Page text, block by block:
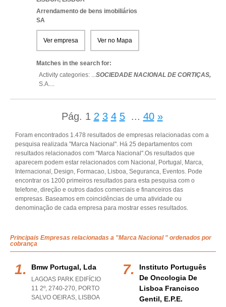
Arrendamento de bens imobiliários
SA
Ver empresa Ver no Mapa
Matches in the search for:
Activity categories: ...SOCIEDADE NACIONAL DE CORTIÇAS,
S.A....
Pág. 1 2 3 4 5 ... 40 »
Foram encontrados 1.478 resultados de empresas relacionadas com a
pesquisa realizada "Marca Nacional". Há 25 departamentos com
resultados relacionados com "Marca Nacional".Os resultados que
aparecem podem estar relacionados com Nacional, Portugal, Marca,
Internacional, Design, Formacao, Lisboa, Seguranca, Eventos. Pode
encontrar os 1200 primeiros resultados para esta pesquisa com o
telefone, direção e outros dados comerciais e financeiros das
empresas. Baseamos em coincidências de uma atividade ou
denominação de cada empresa para mostrar esses resultados.
Principais Empresas relacionadas a "Marca Nacional " ordenados por
cobrança
Bmw Portugal, Lda
LAGOAS PARK EDIFÍCIO
11 2º, 2740-270, PORTO
SALVO OEIRAS, LISBOA
Instituto Português
De Oncologia De
Lisboa Francisco
Gentil, E.p.e.